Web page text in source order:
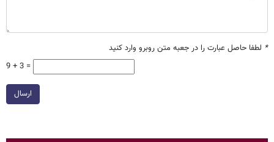
* لطفا حاصل عبارت را در جعبه متن روبرو وارد کنید
9 + 3 =
ارسال